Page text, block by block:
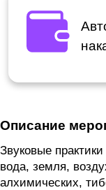
Описание
Звуковые
вода, земля,
алхимических,